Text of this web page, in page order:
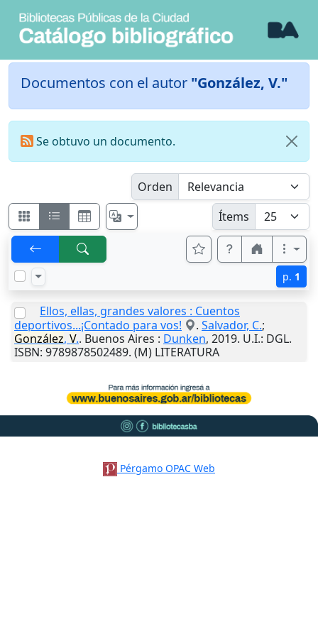
Documentos con el autor "González, V."
Se obtuvo un documento.
Orden
Ítems
p. 1
Ellos, ellas, grandes valores : Cuentos
deportivos...¡Contado para vos!
. Salvador, C.;
González, V.. Buenos Aires : Dunken, 2019. U.I.: DGL.
ISBN: 9789878502489. (M) LITERATURA
Pérgamo OPAC Web